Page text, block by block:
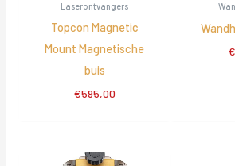
Laserontvangers
Topcon Magnetic
Mount Magnetische
buis
€595,00
€